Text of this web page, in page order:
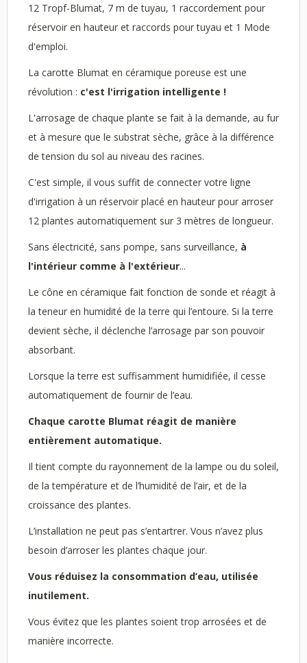
12 Tropf-Blumat, 7 m de tuyau, 1 raccordement pour
réservoir en hauteur et raccords pour tuyau et 1 Mode
d'emploi.
La carotte Blumat en céramique poreuse est une
révolution : c'est l'irrigation intelligente !
L'arrosage de chaque plante se fait à la demande, au fur
et à mesure que le substrat sèche, grâce à la différence
de tension du sol au niveau des racines.
C'est simple, il vous suffit de connecter votre ligne
d'irrigation à un réservoir placé en hauteur pour arroser
12 plantes automatiquement sur 3 mètres de longueur.
Sans électricité, sans pompe, sans surveillance, à
l'intérieur comme à l'extérieur...
Le cône en céramique fait fonction de sonde et réagit à
la teneur en humidité de la terre qui l’entoure. Si la terre
devient sèche, il déclenche l’arrosage par son pouvoir
absorbant.
Lorsque la terre est suffisamment humidifiée, il cesse
automatiquement de fournir de l’eau.
Chaque carotte Blumat réagit de manière
entièrement automatique.
Il tient compte du rayonnement de la lampe ou du soleil,
de la température et de l’humidité de l’air, et de la
croissance des plantes.
L’installation ne peut pas s’entartrer. Vous n’avez plus
besoin d’arroser les plantes chaque jour.
Vous réduisez la consommation d’eau, utilisée
inutilement.
Vous évitez que les plantes soient trop arrosées et de
manière incorrecte.